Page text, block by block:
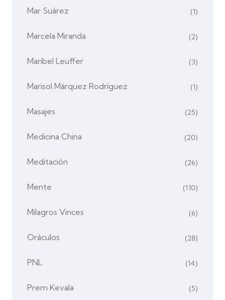
Mar Suárez (1)
Marcela Miranda (2)
Maribel Leuffer (3)
Marisol Márquez Rodríguez (1)
Masajes (25)
Medicina China (20)
Meditación (26)
Mente (110)
Milagros Vinces (6)
Oráculos (28)
PNL (14)
Prem Kevala (5)